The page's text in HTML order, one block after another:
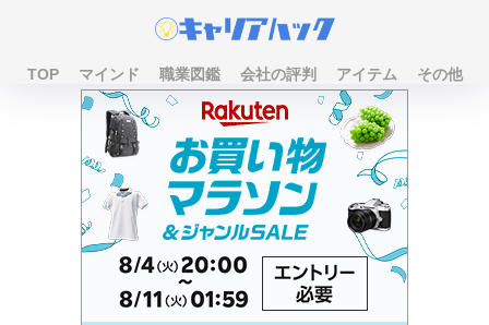
TOP マインド 職業図鑑 会社の評判 アイテム その他